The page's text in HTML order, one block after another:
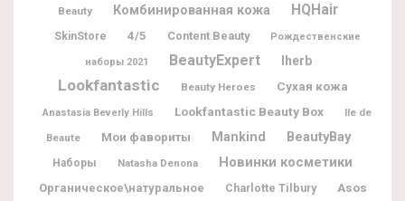
Beauty
Комбинированная кожа HQHair
SkinStore 4/5 Content Beauty Рождественские
наборы 2021 BeautyExpert Iherb
Lookfantastic Beauty Heroes Сухая кожа
Anastasia Beverly Hills Lookfantastic Beauty Box
Ile de
Beaute
Мои фавориты Mankind BeautyBay
Наборы Natasha Denona Новинки косметики
Органическое\натуральное Charlotte Tilbury Asos